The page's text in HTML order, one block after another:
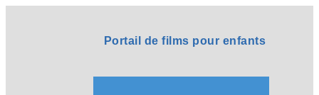
Portail de films pour enfants